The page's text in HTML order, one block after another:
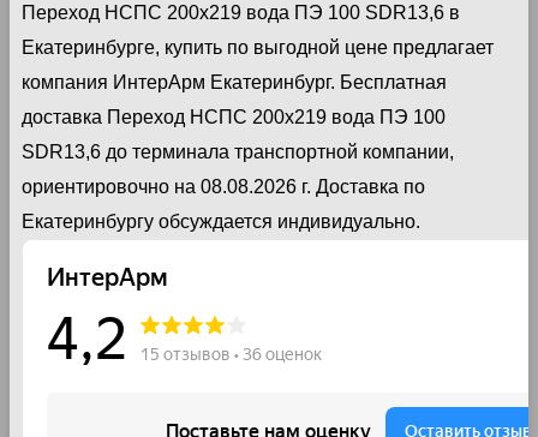
Переход НСПС 200х219 вода ПЭ 100 SDR13,6 в
Екатеринбурге, купить по выгодной цене предлагает
компания ИнтерАрм Екатеринбург. Бесплатная
доставка Переход НСПС 200х219 вода ПЭ 100
SDR13,6 до терминала транспортной компании,
ориентировочно на 08.08.2026 г. Доставка по
Екатеринбургу обсуждается индивидуально.